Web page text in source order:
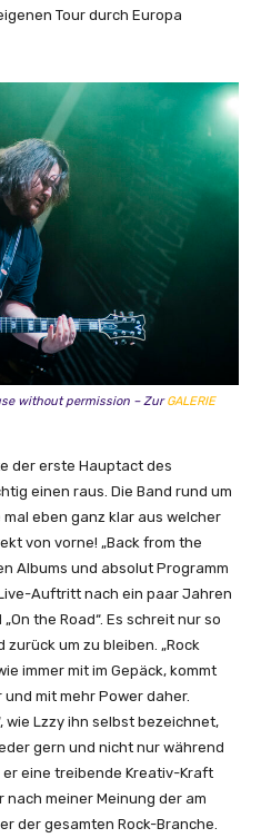
Tour durch Europa
without permission – ZurGALERIE
der erste Hauptact des
einen raus. Die Band rund um
mal eben ganz klar aus welcher
von vorne! „Back from the
Albums und absolut Programm
Auftritt nach ein paar Jahren
the Road“. Es schreit nur so
zurück um zu bleiben. „Rock
immer mit im Gepäck, kommt
mit mehr Power daher.
wie Lzzy ihn selbst bezeichnet,
gern und nicht nur während
eine treibende Kreativ-Kraft
meiner Meinung der am
der gesamten Rock-Branche.